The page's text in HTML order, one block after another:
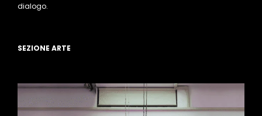
dialogo.
SEZIONE ARTE